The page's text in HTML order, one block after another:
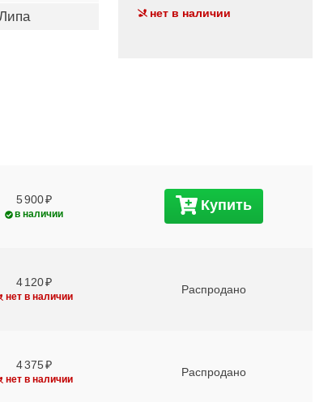
нет в наличии
5 900
в наличии
Купить
4 120
нет в наличии
Распродано
4 375
нет в наличии
Распродано